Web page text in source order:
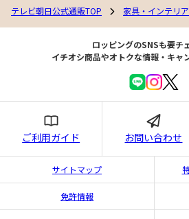
テレビ朝日公式通販TOP 家具・インテリア
ロッピングのSNSも要チ
イチオシ商品やオトクな情報・キャ
ご利用ガイド お問い合わせ
サイトマップ
免許情報